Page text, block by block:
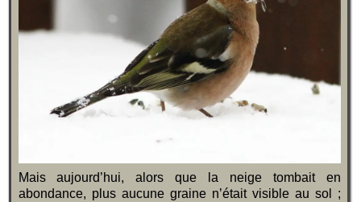
Mais aujourd’hui, alors que la neige tombait en
abondance, plus aucune graine n’était visible au sol ;